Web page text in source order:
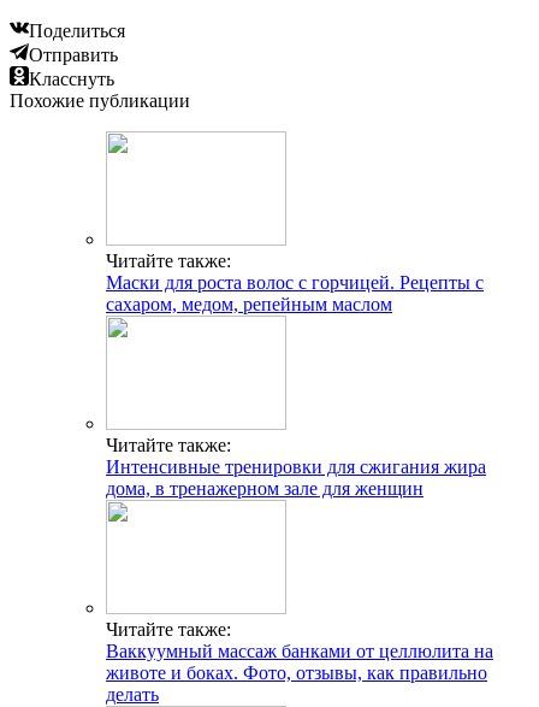
Поделиться
Отправить
Класснуть
Похожие публикации
Читайте также:
Маски для роста волос с горчицей. Рецепты с
сахаром, медом, репейным маслом
Читайте также:
Интенсивные тренировки для сжигания жира
дома, в тренажерном зале для женщин
Читайте также:
Ваккуумный массаж банками от целлюлита на
животе и боках. Фото, отзывы, как правильно
делать